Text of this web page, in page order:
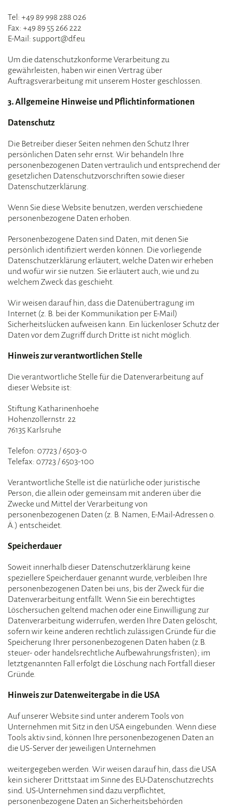
Tel: +49 89 998 288 026
Fax: +49 89 55 266 222
E-Mail: support@df.eu
Um die datenschutzkonforme Verarbeitung zu
gewährleisten, haben wir einen Vertrag über
Auftragsverarbeitung mit unserem Hoster geschlossen.
3. Allgemeine Hinweise und Pflichtinformationen
Datenschutz
Die Betreiber dieser Seiten nehmen den Schutz Ihrer
persönlichen Daten sehr ernst. Wir behandeln Ihre
personenbezogenen Daten vertraulich und entsprechend der
gesetzlichen Datenschutzvorschriften sowie dieser
Datenschutzerklärung.
Wenn Sie diese Website benutzen, werden verschiedene
personenbezogene Daten erhoben.
Personenbezogene Daten sind Daten, mit denen Sie
persönlich identifiziert werden können. Die vorliegende
Datenschutzerklärung erläutert, welche Daten wir erheben
und wofür wir sie nutzen. Sie erläutert auch, wie und zu
welchem Zweck das geschieht.
Wir weisen darauf hin, dass die Datenübertragung im
Internet (z. B. bei der Kommunikation per E-Mail)
Sicherheitslücken aufweisen kann. Ein lückenloser Schutz der
Daten vor dem Zugriff durch Dritte ist nicht möglich.
Hinweis zur verantwortlichen Stelle
Die verantwortliche Stelle für die Datenverarbeitung auf
dieser Website ist:
Stiftung Katharinenhoehe
Hohenzollernstr. 22
76135 Karlsruhe
Telefon: 07723 / 6503-0
Telefax: 07723 / 6503-100
Verantwortliche Stelle ist die natürliche oder juristische
Person, die allein oder gemeinsam mit anderen über die
Zwecke und Mittel der Verarbeitung von
personenbezogenen Daten (z. B. Namen, E-Mail-Adressen o.
Ä.) entscheidet.
Speicherdauer
Soweit innerhalb dieser Datenschutzerklärung keine
speziellere Speicherdauer genannt wurde, verbleiben Ihre
personenbezogenen Daten bei uns, bis der Zweck für die
Datenverarbeitung entfällt. Wenn Sie ein berechtigtes
Löschersuchen geltend machen oder eine Einwilligung zur
Datenverarbeitung widerrufen, werden Ihre Daten gelöscht,
sofern wir keine anderen rechtlich zulässigen Gründe für die
Speicherung Ihrer personenbezogenen Daten haben (z.B.
steuer- oder handelsrechtliche Aufbewahrungsfristen); im
letztgenannten Fall erfolgt die Löschung nach Fortfall dieser
Gründe.
Hinweis zur Datenweitergabe in die USA
Auf unserer Website sind unter anderem Tools von
Unternehmen mit Sitz in den USA eingebunden. Wenn diese
Tools aktiv sind, können Ihre personenbezogenen Daten an
die US-Server der jeweiligen Unternehmen
weitergegeben werden. Wir weisen darauf hin, dass die USA
kein sicherer Drittstaat im Sinne des EU-Datenschutzrechts
sind. US-Unternehmen sind dazu verpflichtet,
personenbezogene Daten an Sicherheitsbehörden